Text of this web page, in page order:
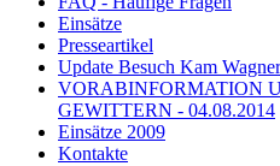
Einsätze
Presseartikel
Update Besuch Kam
VORABINFORMATION
GEWITTERN - 04.08.2014
Einsätze 2009
Kontakte